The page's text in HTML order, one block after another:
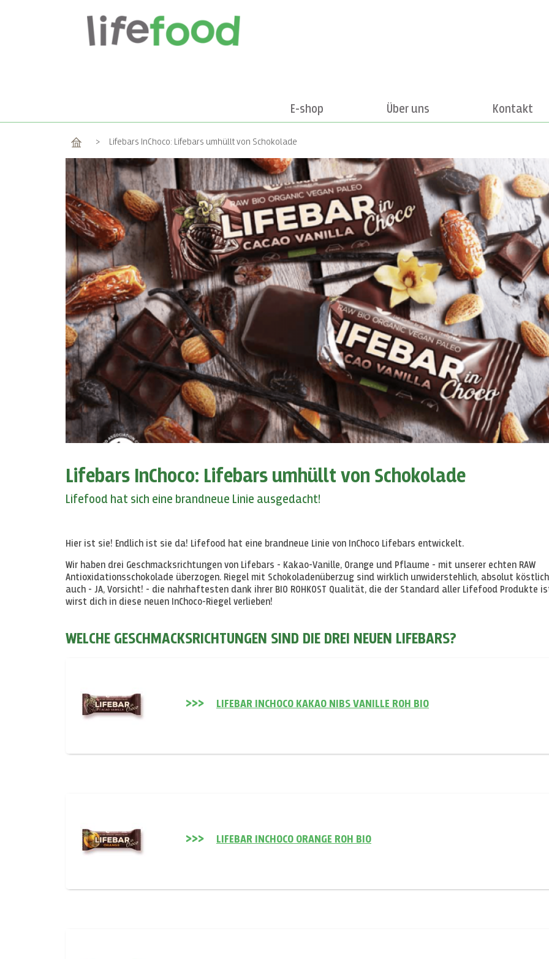
E-shop Über uns Kontakt
Home > Lifebars InChoco: Lifebars umhüllt von Schokolade
Lifebars InChoco: Lifebars umhüllt von Schokolade
Lifefood hat sich eine brandneue Linie ausgedacht!
Hier ist sie! Endlich ist sie da! Lifefood hat eine brandneue Linie von InChoco Lifebars entwickelt.
Wir haben drei Geschmacksrichtungen von Lifebars - Kakao-Vanille, Orange und Pflaume - mit unserer echten RAW
Antioxidationsschokolade überzogen. Riegel mit Schokoladenüberzug sind wirklich unwiderstehlich, absolut
auch - JA, Vorsicht! - die nahrhaftesten dank ihrer BIO ROHKOST Qualität, die der Standard aller Lifefood Produkte
wirst dich in diese neuen InChoco-Riegel verlieben!
WELCHE GESCHMACKSRICHTUNGEN SIND DIE DREI NEUEN LIFEBARS?
LIFEBAR INCHOCO KAKAO NIBS VANILLE ROH BIO
LIFEBAR INCHOCO ORANGE ROH BIO